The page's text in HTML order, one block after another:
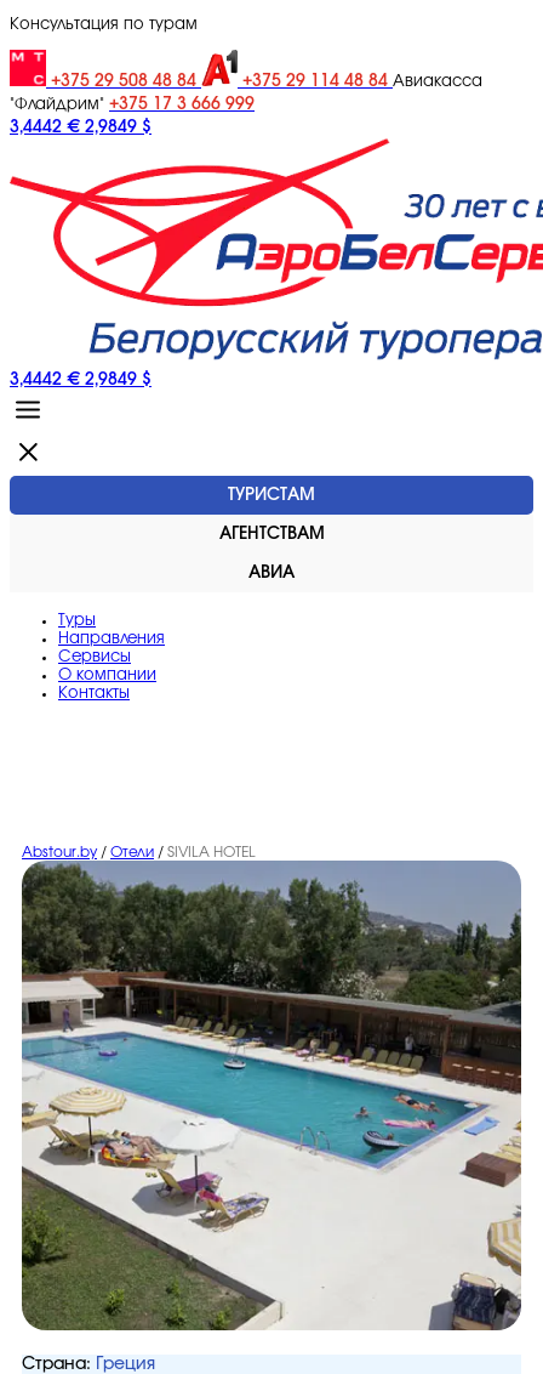
Консультация по турам
+375 29 508 48 84 +375 29 114 48 84 Авиакасса
"Флайдрим" +375 17 3 666 999
3,4442 € 2,9849 $
3,4442 € 2,9849 $
ТУРИСТАМ
АГЕНТСТВАМ
АВИА
Туры
Направления
Сервисы
O компании
Контакты
Abstour.by / Отели / SIVILA HOTEL
Страна:
Греция